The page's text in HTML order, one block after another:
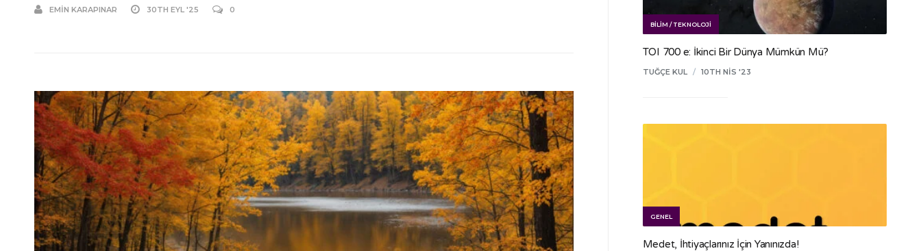
EMIN KARAPINAR 30TH EYL '25 0
BILIM / TEKNOLOJI
TOI 700 e: İkinci Bir Dünya Mümkün Mü?
TUĞÇE KUL / 10TH NIS '23
GENEL
Medet, İhtiyaçlarınız İçin Yanınızda!